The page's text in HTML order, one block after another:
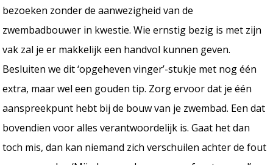
bezoeken zonder de aanwezigheid van de
zwembadbouwer in kwestie. Wie ernstig bezig is met zijn
vak zal je er makkelijk een handvol kunnen geven.
Besluiten we dit ‘opgeheven vinger’-stukje met nog één
extra, maar wel een gouden tip. Zorg ervoor dat je één
aanspreekpunt hebt bij de bouw van je zwembad. Een dat
bovendien voor alles verantwoordelijk is. Gaat het dan
toch mis, dan kan niemand zich verschuilen achter de fout